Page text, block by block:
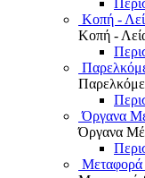
Κοπή -
Κοπή -
Όργανα
Όργανα